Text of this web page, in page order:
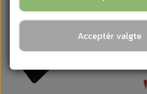
Acceptér valgte